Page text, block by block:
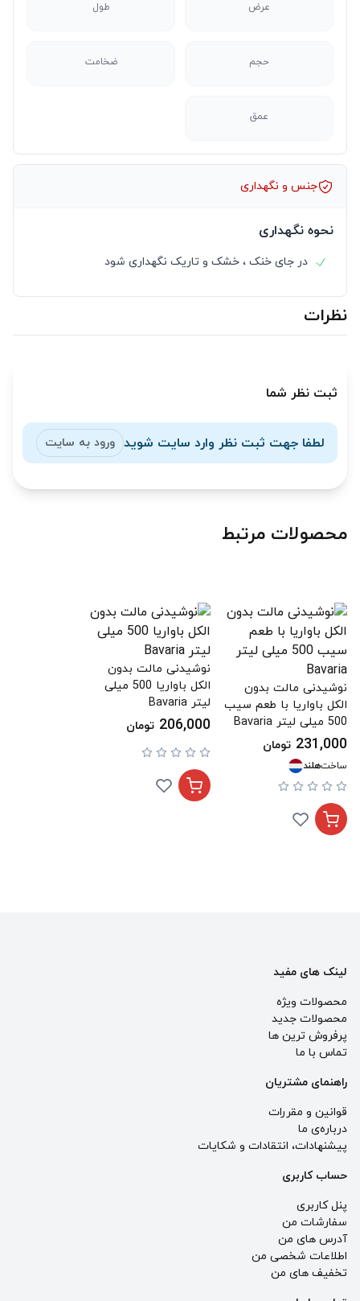
عرض طول
حجم ضخامت
عمق
جنس و نگهداری
نحوه نگهداری
در جای خنک ، خشک و تاریک نگهداری شود
نظرات
ثبت نظر شما
لطفا جهت ثبت نظر وارد سایت شوید ورود به سایت
محصولات مرتبط
نوشیدنی مالت بدون
الکل باواریا با طعم سیب
500 میلی لیتر Bavaria
231,000 تومان
ساختهلند
نوشیدنی مالت بدون
الکل باواریا 500 میلی
لیتر Bavaria
206,000 تومان
لینک های مفید
محصولات ویژه
محصولات جدید
پرفروش ترین‌ ها
تماس با ما
راهنمای مشتریان
قوانین و مقررات
درباره‌ی ما
پيشنهادات، انتقادات و شكايات
حساب کاربری
پنل کاربری
سفارشات من
آدرس های من
اطلاعات شخصی من
تخفیف های من